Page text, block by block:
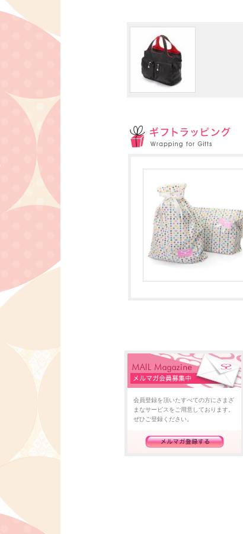
会員登録を頂いたすべての方にさまざ
まなサービスをご用意しております。
ぜひご登録ください。